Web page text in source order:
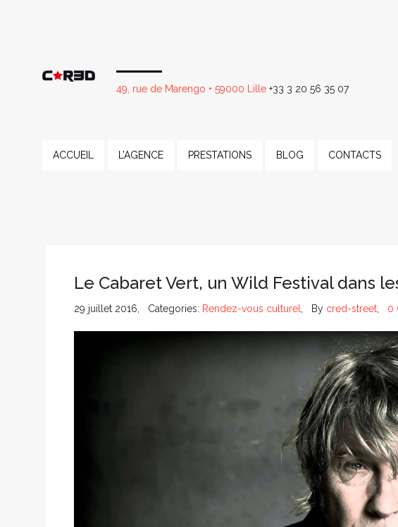
49, rue de Marengo • 59000 Lille +33 3 20 56 35 07
ACCUEIL L’AGENCE PRESTATIONS BLOG CONTACTS
Le Cabaret Vert, un Wild Festival dans
29 juillet 2016, Categories: Rendez-vous culturel , By cred-street 0